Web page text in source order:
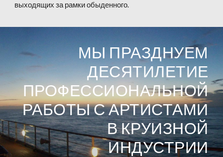
выходящих за рамки обыденного.
МЫ ПРАЗДНУЕМ
ДЕСЯТИЛЕТИЕ
ПРОФЕССИОНАЛЬНОЙ
РАБОТЫ С АРТИСТАМИ
В КРУИЗНОЙ
ИНДУСТРИИ